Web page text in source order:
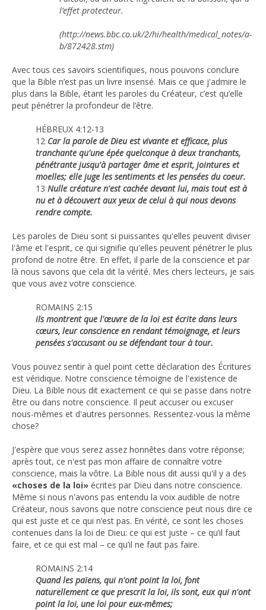
l’effet protecteur.
(http://news.bbc.co.uk/2/hi/health/medical_notes/a-
b/872428.stm)
Avec tous ces savoirs scientifiques, nous pouvons conclure
que la Bible n’est pas un livre insensé. Mais ce que j'admire le
plus dans la Bible, étant les paroles du Créateur, c’est qu’elle
peut pénétrer la profondeur de l’être.
HÉBREUX 4:12-13
12 Car la parole de Dieu est vivante et efficace, plus
tranchante qu'une épée quelconque à deux tranchants,
pénétrante jusqu'à partager âme et esprit, jointures et
moelles; elle juge les sentiments et les pensées du coeur.
13 Nulle créature n'est cachée devant lui, mais tout est à
nu et à découvert aux yeux de celui à qui nous devons
rendre compte.
Les paroles de Dieu sont si puissantes qu'elles peuvent diviser
l'âme et l'esprit, ce qui signifie qu'elles peuvent pénétrer le plus
profond de notre être. En effet, il parle de la conscience et par
là nous savons que cela dit la vérité. Mes chers lecteurs, je sais
que vous avez votre conscience.
ROMAINS 2:15
ils montrent que l'œuvre de la loi est écrite dans leurs
cœurs, leur conscience en rendant témoignage, et leurs
pensées s'accusant ou se défendant tour à tour.
Vous pouvez sentir à quel point cette déclaration des Écritures
est véridique. Notre conscience témoigne de l'existence de
Dieu. La Bible nous dit exactement ce qui se passe dans notre
être ou dans notre conscience. Il peut accuser ou excuser
nous-mêmes et d'autres personnes. Ressentez-vous la même
chose?
J'espère que vous serez assez honnêtes dans votre réponse;
après tout, ce n'est pas mon affaire de connaître votre
conscience, mais la vôtre. La Bible nous dit aussi qu'il y a des
«choses de la loi» écrites par Dieu dans notre conscience.
Même si nous n'avons pas entendu la voix audible de notre
Créateur, nous savons que notre conscience peut nous dire ce
qui est juste et ce qui n’est pas. En vérité, ce sont les choses
contenues dans la loi de Dieu: ce qui est juste – ce qu’il faut
faire, et ce qui est mal – ce qu’il ne faut pas faire.
ROMAINS 2:14
Quand les païens, qui n'ont point la loi, font
naturellement ce que prescrit la loi, ils sont, eux qui n'ont
point la loi, une loi pour eux-mêmes;